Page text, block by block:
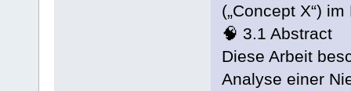
(„Concept X“)
🧠 3.1 Abstract
Diese Arbeit
Analyse einer